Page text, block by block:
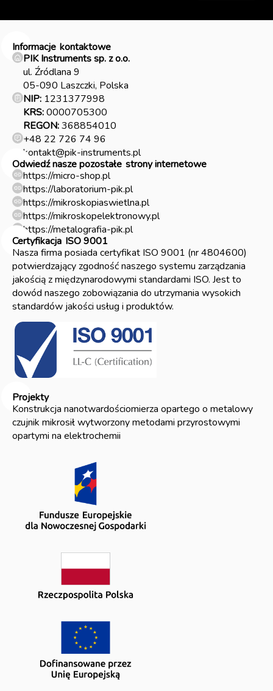
Informacje kontaktowe
PIK Instruments sp. z o.o.
ul. Źródlana 9
05-090 Laszczki, Polska
NIP: 1231377998
KRS:0000705300
REGON:368854010
+48 22 726 74 96
kontakt@pik-instruments.pl
Odwiedź nasze pozostałe strony internetowe
https://micro-shop.pl
https://laboratorium-pik.pl
https://mikroskopiaswietlna.pl
https://mikroskopelektronowy.pl
https://metalografia-pik.pl
Certyfikacja ISO 9001
Nasza firma posiada certyfikat ISO 9001 (nr 4804600)
potwierdzający zgodność naszego systemu zarządzania
jakością z międzynarodowymi standardami ISO. Jest to
dowód naszego zobowiązania do utrzymania wysokich
standardów jakości usług i produktów.
Projekty
Konstrukcja nanotwardościomierza opartego o metalowy
czujnik mikrosił wytworzony metodami przyrostowymi
opartymi na elektrochemii